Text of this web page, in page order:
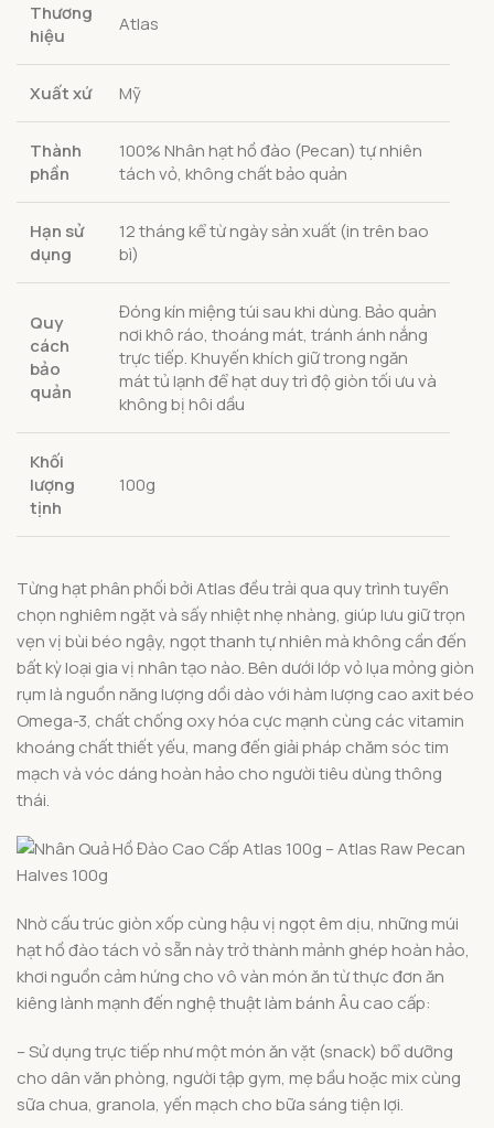
Thương
hiệu
Atlas
Xuất xứ Mỹ
Thành
phần
100% Nhân hạt hồ đào (Pecan) tự nhiên
tách vỏ, không chất bảo quản
Hạn sử
dụng
12 tháng kể từ ngày sản xuất (in trên bao
bì)
Quy
cách
bảo
quản
Đóng kín miệng túi sau khi dùng. Bảo quản
nơi khô ráo, thoáng mát, tránh ánh nắng
trực tiếp. Khuyến khích giữ trong ngăn
mát tủ lạnh để hạt duy trì độ giòn tối ưu và
không bị hôi dầu
Khối
lượng
tịnh
100g
Từng hạt phân phối bởi Atlas đều trải qua quy trình tuyển
chọn nghiêm ngặt và sấy nhiệt nhẹ nhàng, giúp lưu giữ trọn
vẹn vị bùi béo ngậy, ngọt thanh tự nhiên mà không cần đến
bất kỳ loại gia vị nhân tạo nào. Bên dưới lớp vỏ lụa mỏng giòn
rụm là nguồn năng lượng dồi dào với hàm lượng cao axit béo
Omega-3, chất chống oxy hóa cực mạnh cùng các vitamin
khoáng chất thiết yếu, mang đến giải pháp chăm sóc tim
mạch và vóc dáng hoàn hảo cho người tiêu dùng thông
thái.
Nhờ cấu trúc giòn xốp cùng hậu vị ngọt êm dịu, những múi
hạt hồ đào tách vỏ sẵn này trở thành mảnh ghép hoàn hảo,
khơi nguồn cảm hứng cho vô vàn món ăn từ thực đơn ăn
kiêng lành mạnh đến nghệ thuật làm bánh Âu cao cấp:
– Sử dụng trực tiếp như một món ăn vặt (snack) bổ dưỡng
cho dân văn phòng, người tập gym, mẹ bầu hoặc mix cùng
sữa chua, granola, yến mạch cho bữa sáng tiện lợi.